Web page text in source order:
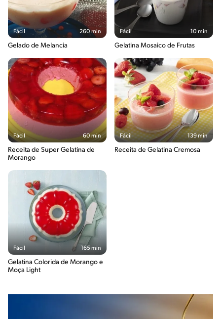
Fácil 260 min
Gelado de Melancia
Fácil 10 min
Gelatina Mosaico de Frutas
Fácil 60 min
Receita de Super Gelatina de
Morango
Fácil 139 min
Receita de Gelatina Cremosa
Fácil 165 min
Gelatina Colorida de Morango e
Moça Light